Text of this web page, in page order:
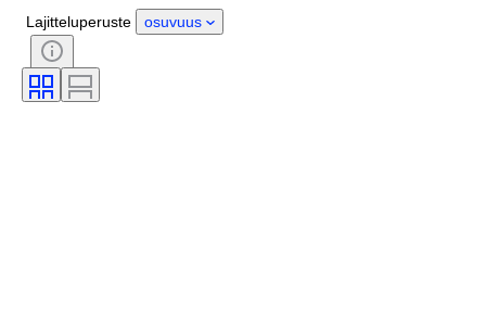
Taiteilija
Lajitteluperuste osuvuus